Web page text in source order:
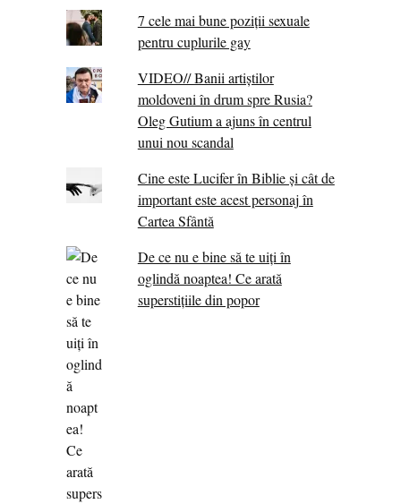
7 cele mai bune poziții sexuale
pentru cuplurile gay
VIDEO// Banii artiștilor
moldoveni în drum spre Rusia?
Oleg Gutium a ajuns în centrul
unui nou scandal
Cine este Lucifer în Biblie și cât de
important este acest personaj în
Cartea Sfântă
De ce nu e bine să te uiți în
oglindă noaptea! Ce arată
superstițiile din popor